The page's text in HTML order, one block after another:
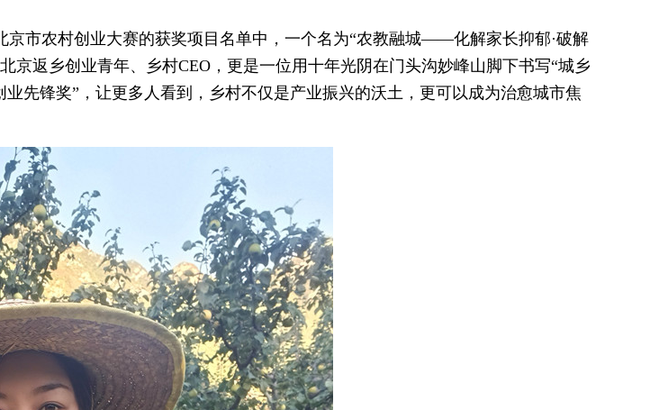
京市农村创业大赛的获奖项目名单中，一个名为“农教融城——化解家长抑郁·破解
京返乡创业青年、乡村CEO，更是一位用十年光阴在门头沟妙峰山脚下书写“城乡
先锋奖”，让更多人看到，乡村不仅是产业振兴的沃土，更可以成为治愈城市焦